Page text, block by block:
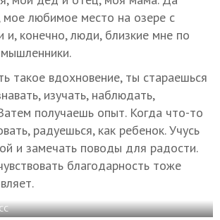
мое любимое место на озере с
и, конечно, люди, близкие мне по
такое вдохновение, ты стараешься
изучать, наблюдать,
получаешь опыт. Когда что-то
радуешься, как ребенок. Учусь
и замечать поводы для радости.
благодарность тоже